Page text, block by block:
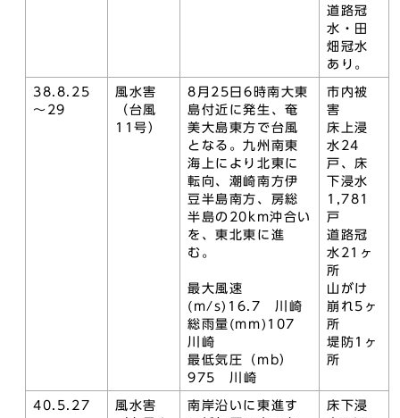
道路冠
水・田
畑冠水
あり。
38.8.25
～29
風水害
（台風
11号）
8月25日6時南大東
島付近に発生、奄
美大島東方で台風
となる。九州南東
海上により北東に
転向、潮崎南方伊
豆半島南方、房総
半島の20km沖合い
を、東北東に進
む。
最大風速
(m/s)16.7 川崎
総雨量(mm)107
川崎
最低気圧（mb）
975 川崎
市内被
害
床上浸
水24
戸、床
下浸水
1,781
戸
道路冠
水21ヶ
所
山がけ
崩れ5ヶ
所
堤防1ヶ
所
40.5.27
風水害
南岸沿いに東進す
床下浸